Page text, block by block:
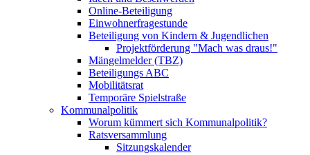
Online-Beteiligung
Einwohnerfragestunde
Beteiligung von Kindern & Jugendlichen
Projektförderung "Mach was draus!"
Mängelmelder (TBZ)
Beteiligungs ABC
Mobilitätsrat
Temporäre Spielstraße
Kommunalpolitik
Worum kümmert sich Kommunalpolitik?
Ratsversammlung
Sitzungskalender